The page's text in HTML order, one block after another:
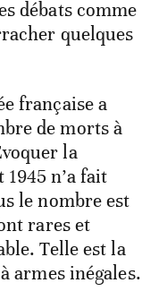
débats comme
quelques
française a
de morts à
la
n’a fait
le nombre est
rares et
Telle est la
armes inégales.